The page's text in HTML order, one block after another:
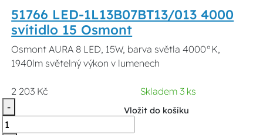
51766 LED-1L13B07BT13/013 4000
svítidlo 15 Osmont
Osmont AURA 8 LED, 15W, barva světla 4000°K,
1940lm světelný výkon v lumenech
2 203 Kč
Skladem 3 ks
-
Vložit do košíku